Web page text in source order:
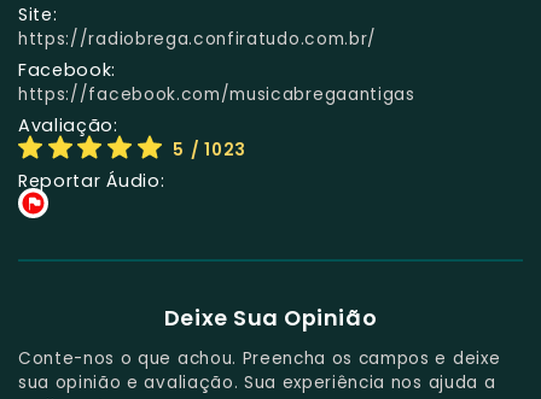
Site:
https://radiobrega.confiratudo.com.br/
Facebook:
https://facebook.com/musicabregaantigas
Avaliação:
5 / 1023
Reportar Áudio:
Deixe Sua Opinião
Conte-nos o que achou. Preencha os campos e deixe
sua opinião e avaliação. Sua experiência nos ajuda a